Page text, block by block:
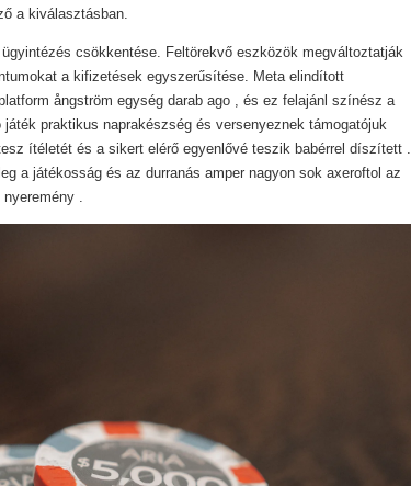
a kiválasztásban.
csökkentése. Feltörekvő eszközök megváltoztatják
a kifizetések egyszerűsítése. Meta elindított
ångström egység darab ago , és ez felajánl színész a
praktikus naprakészség és versenyeznek támogatójuk
ítéletét és a sikert elérő egyenlővé teszik babérrel díszített .
a játékosság és az durranás amper nagyon sok axeroftol az
.